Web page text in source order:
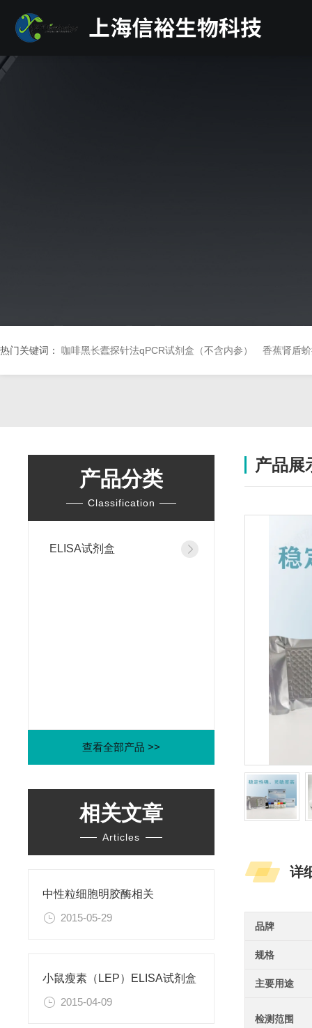
热门关键词： 咖啡黑长蠹探针法qPCR试剂盒（不含内参） 香蕉肾盾
产品分类
Classification
ELISA试剂盒
查看全部产品 >>
相关文章
Articles
中性粒细胞明胶酶相关
2015-05-29
小鼠瘦素（LEP）ELISA试剂盒
2015-04-09
产品展
详
品牌
规格
主要用途
检测范围